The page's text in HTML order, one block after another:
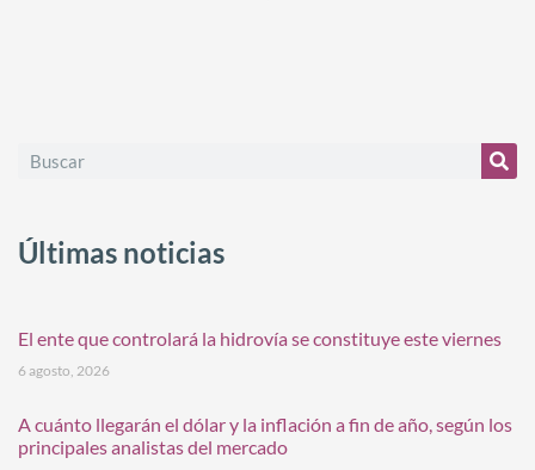
Últimas noticias
El ente que controlará la hidrovía se constituye este viernes
6 agosto, 2026
A cuánto llegarán el dólar y la inflación a fin de año, según los
principales analistas del mercado